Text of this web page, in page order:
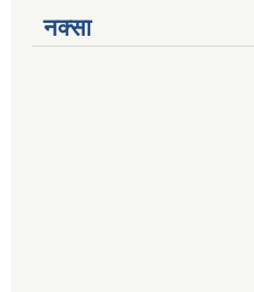
नक्सा